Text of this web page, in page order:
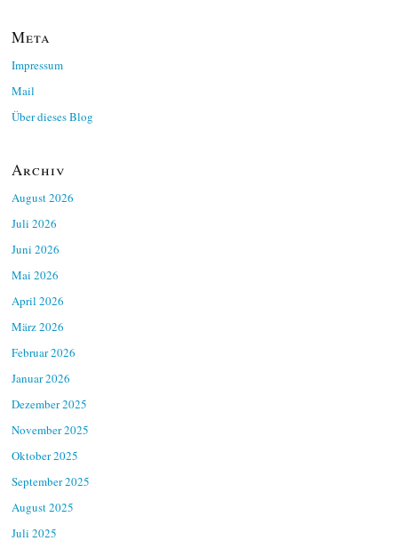
Meta
Impressum
Mail
Über dieses Blog
Archiv
August 2026
Juli 2026
Juni 2026
Mai 2026
April 2026
März 2026
Februar 2026
Januar 2026
Dezember 2025
November 2025
Oktober 2025
September 2025
August 2025
Juli 2025